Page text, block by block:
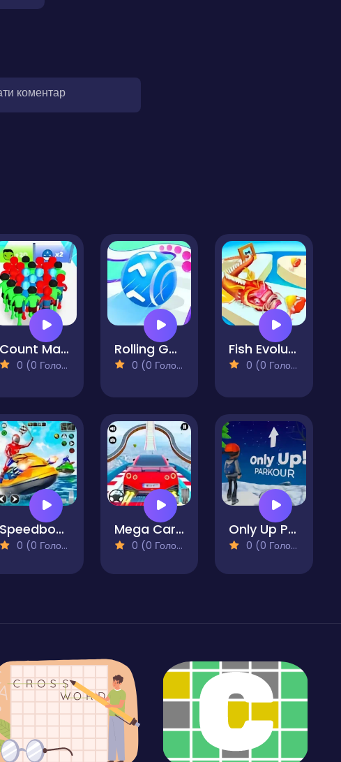
коментар
Count Masters Superhero
0 (0 Голосів)
Rolling Going Balls
0 (0 Голосів)
Fish Evolution 3D
0 (0 Голосів)
Speedboat: Warer Shooting
0 (0 Голосів)
Mega Car Stunt Game
0 (0 Голосів)
Only Up Parkour
0 (0 Голосів)